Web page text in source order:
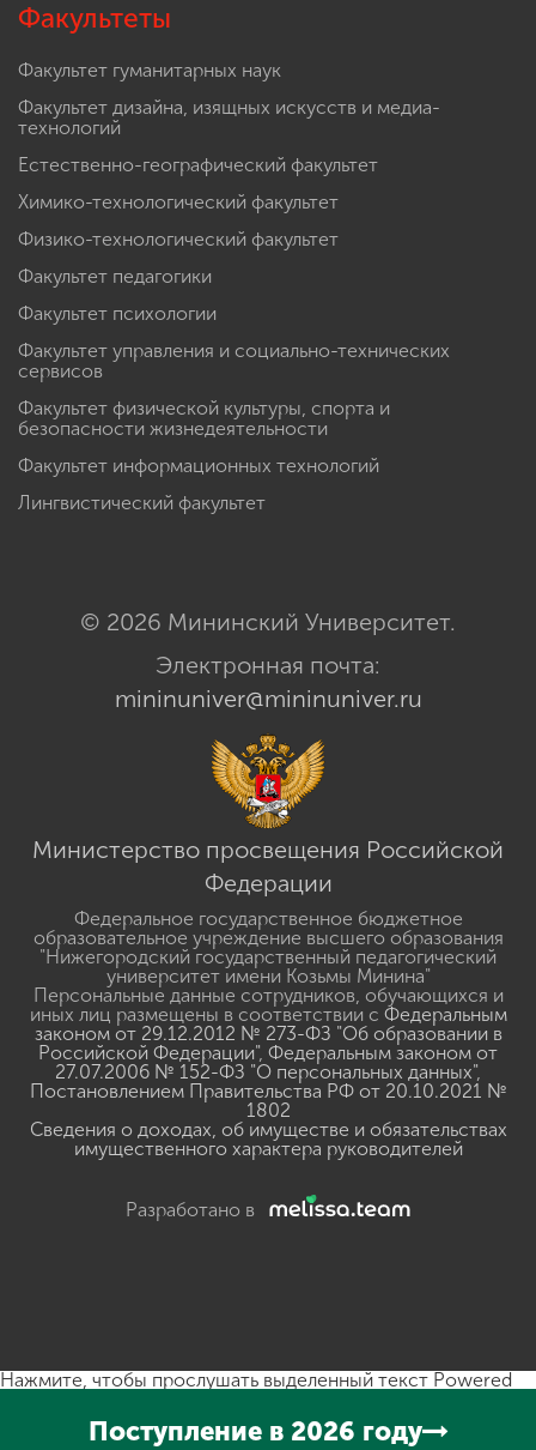
Факультеты
Факультет гуманитарных наук
Факультет дизайна, изящных искусств и медиа-
технологий
Естественно-географический факультет
Химико-технологический факультет
Физико-технологический факультет
Факультет педагогики
Факультет психологии
Факультет управления и социально-технических
сервисов
Факультет физической культуры, спорта и
безопасности жизнедеятельности
Факультет информационных технологий
Лингвистический факультет
© 2026 Мининский Университет.
Электронная почта:
mininuniver@mininuniver.ru
Министерство просвещения Российской
Федерации
Федеральное государственное бюджетное
образовательное учреждение высшего образования
"Нижегородский государственный педагогический
университет имени Козьмы Минина"
Персональные данные сотрудников, обучающихся и
иных лиц размещены в соответствии с Федеральным
законом от 29.12.2012 № 273-ФЗ "Об образовании в
Российской Федерации", Федеральным законом от
27.07.2006 № 152-ФЗ "О персональных данных",
Постановлением Правительства РФ от 20.10.2021 №
1802
Сведения о доходах, об имуществе и обязательствах
имущественного характера руководителей
Разработано в
Поступление в 2026 году
Нажмите, чтобы прослушать выделенный текст Powered